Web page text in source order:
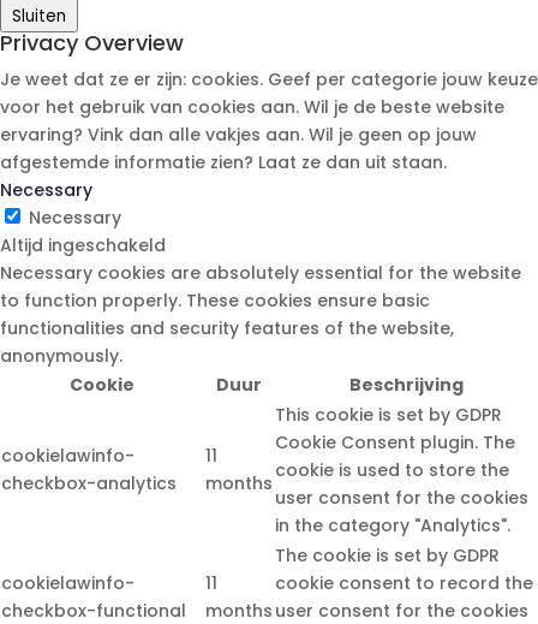
Sluiten
Privacy Overview
Je weet dat ze er zijn: cookies. Geef per categorie jouw keuze
voor het gebruik van cookies aan. Wil je de beste website
ervaring? Vink dan alle vakjes aan. Wil je geen op jouw
afgestemde informatie zien? Laat ze dan uit staan.
Necessary
Necessary
Altijd ingeschakeld
Necessary cookies are absolutely essential for the website
to function properly. These cookies ensure basic
functionalities and security features of the website,
anonymously.
Cookie
Duur Beschrijving
cookielawinfo-
checkbox-analytics
11
months
This cookie is set by GDPR
Cookie Consent plugin. The
cookie is used to store the
user consent for the cookies
in the category "Analytics".
cookielawinfo-
checkbox-functional
11
months
The cookie is set by GDPR
cookie consent to record the
user consent for the cookies